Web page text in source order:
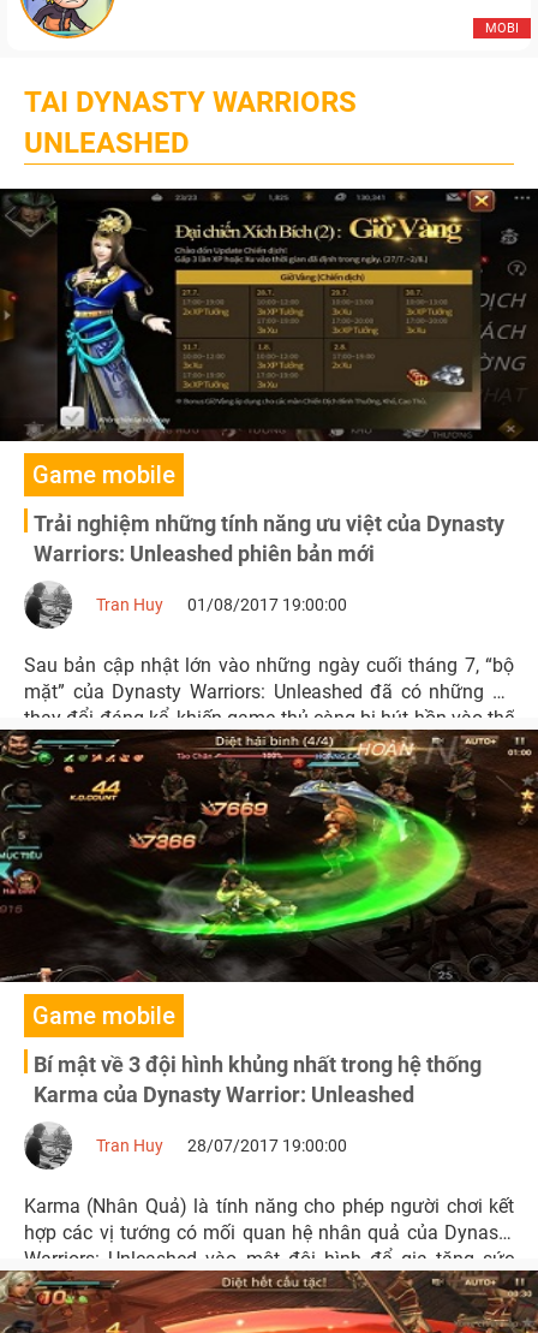
MOBI
TAI DYNASTY WARRIORS
UNLEASHED
Game mobile
Trải nghiệm những tính năng ưu việt của Dynasty
Warriors: Unleashed phiên bản mới
Tran Huy 01/08/2017 19:00:00
Sau bản cập nhật lớn vào những ngày cuối tháng 7, “bộ
mặt” của Dynasty Warriors: Unleashed đã có những sự
thay đổi đáng kể, khiến game thủ càng bị hút hồn vào thế
giới khốc liệt và máu lửa của Tam Quốc Vô Song.
Game mobile
Bí mật về 3 đội hình khủng nhất trong hệ thống
Karma của Dynasty Warrior: Unleashed
Tran Huy 28/07/2017 19:00:00
Karma (Nhân Quả) là tính năng cho phép người chơi kết
hợp các vị tướng có mối quan hệ nhân quả của Dynasty
Warriors: Unleashed vào một đội hình để gia tăng sức
mạnh.